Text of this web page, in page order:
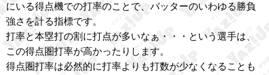
にいる得点機での打率のことで、バッターのいわゆる勝負
強さを計る指標です。
打率と本塁打の割に打点が多いなぁ・・・という選手は、
この得点圏打率が高かったりします。
得点圏打率は必然的に打率よりも打数が少なくなることも